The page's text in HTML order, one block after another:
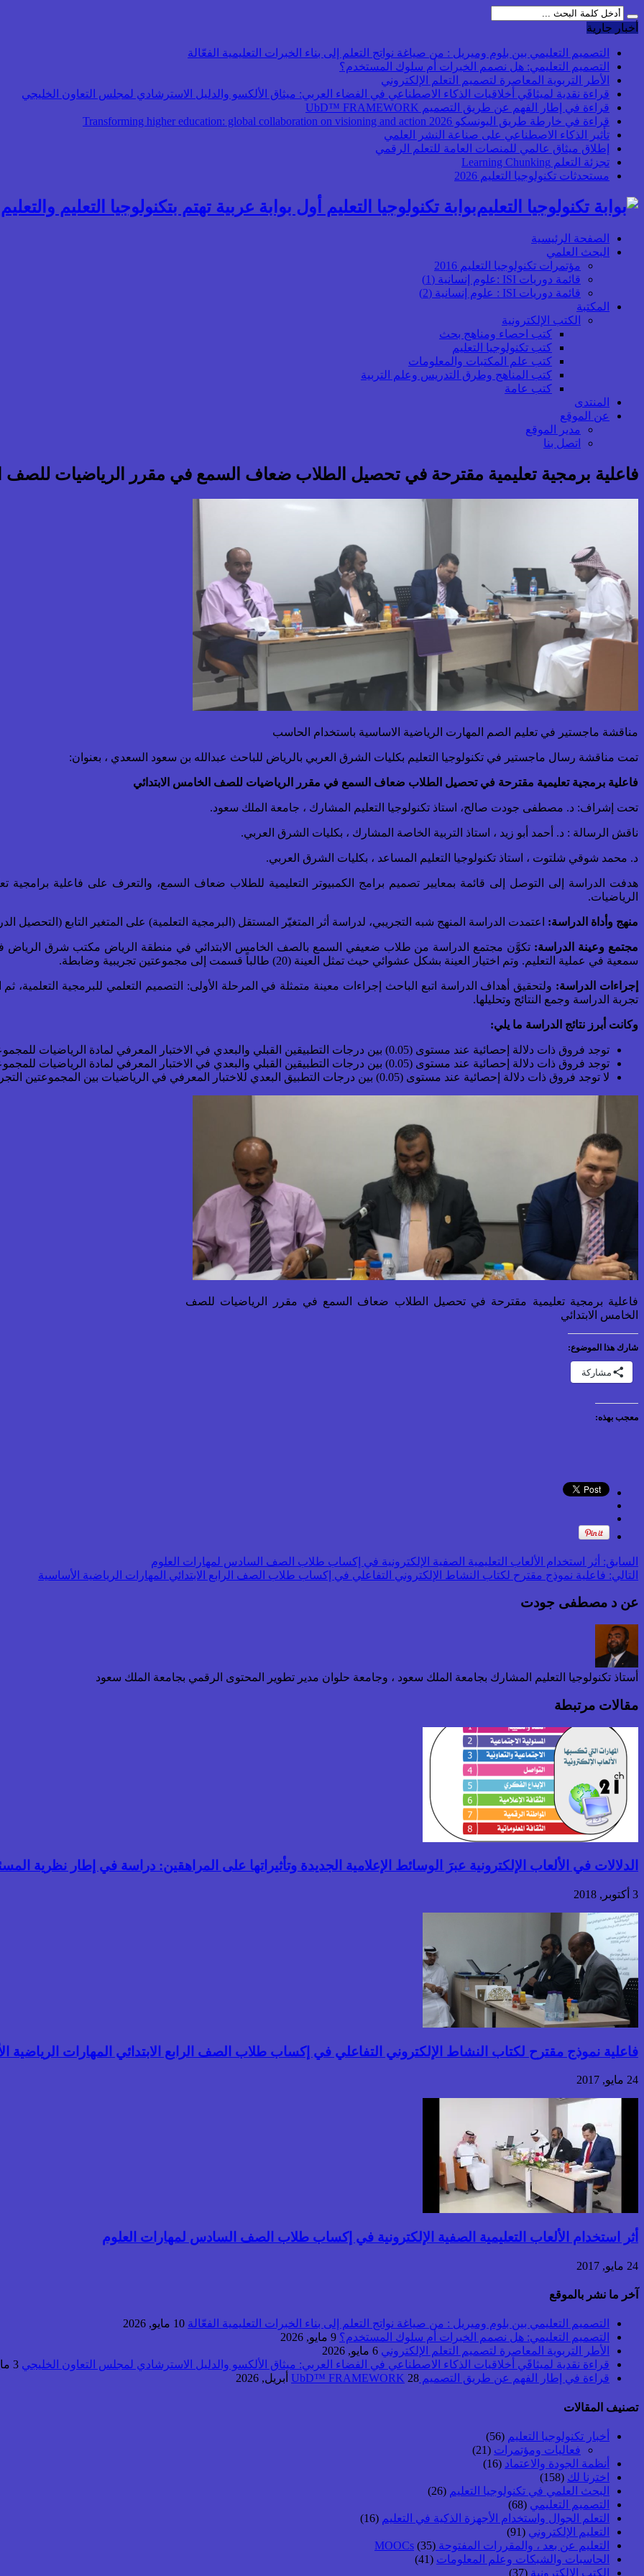
أخبار جارية
التصميم التعليمي بين بلوم وميريل : من صياغة نواتج التعلم إلى بناء الخبرات التعليمية الفعّالة
التصميم التعليمي: هل نصمم الخبرات أم سلوك المستخدم؟
الأطر التربوية المعاصرة لتصميم التعلم الإلكتروني
قراءة نقدية لميثاقَي أخلاقيات الذكاء الاصطناعي في الفضاء العربي: ميثاق الألكسو والدليل الاسترشادي لمجلس التعاون الخليجي
قراءة في إطار الفهم عن طريق التصميم UbD™ FRAMEWORK
قراءة في خارطة طريق اليونسكو 2026 Transforming higher education: global collaboration on visioning and action
تأثير الذكاء الاصطناعي على صناعة النشر العلمي
إطلاق ميثاق عالمي للمنصات العامة للتعلم الرقمي
تجزئة التعلم Learning Chunking
مستحدثات تكنولوجيا التعليم 2026
بوابة تكنولوجيا التعليم أول بوابة عربية تهتم بتكنولوجيا التعليم والتعليم
الصفحة الرئيسية
البحث العلمي
مؤتمرات تكنولوجيا التعليم 2016
قائمة دوريات ISI :علوم إنسانية (1)
قائمة دوريات ISI : علوم إنسانية (2)
المكتبة
الكتب الإلكترونية
كتب احصاء ومناهج بحث
كتب تكنولوجيا التعليم
كتب علم المكتبات والمعلومات
كتب المناهج وطرق التدريس وعلم التربية
كتب عامة
المنتدى
عن الموقع
مدير الموقع
اتصل بنا
فاعلية برمجية تعليمية مقترحة في تحصيل الطلاب ضعاف السمع في مقرر الرياضيات للصف
مناقشة ماجستير في تعليم الصم المهارت الرياضية الاساسية باستخدام الحاسب
تمت مناقشة رسال ماجستير في تكنولوجيا التعليم بكليات الشرق العربي بالرياض للباحث عبدالله بن سعود السعدي ، بعنوان:
فاعلية برمجية تعليمية مقترحة في تحصيل الطلاب ضعاف السمع في مقرر الرياضيات للصف الخامس الابتدائي
تحت إشراف: د. مصطفى جودت صالح، استاذ تكنولوجيا التعليم المشارك ، جامعة الملك سعود.
ناقش الرسالة : د. أحمد أبو زيد ، استاذ التربية الخاصة المشارك ، بكليات الشرق العربي.
د. محمد شوقي شلتوت ، استاذ تكنولوجيا التعليم المساعد ، بكليات الشرق العربي.
هدفت الدراسة إلى التوصل إلى قائمة بمعايير تصميم برامج الكمبيوتر التعليمية للطلاب ضعاف السمع، والتعرف على فاعلية
الرياضيات.
منهج وأداة الدراسة: اعتمدت الدراسة المنهج شبه التجريبي، لدراسة أثر المتغيّر المستقل (البرمجية التعلمية) على المتغير التابع (التحصيل
مجتمع وعينة الدراسة: تكوَّن مجتمع الدراسة من طلاب ضعيفي السمع بالصف الخامس الابتدائي في منطقة الرياض مكتب شرق الرياض
سمعية في عملية التعليم. وتم اختيار العينة بشكل عشوائي حيث تمثل العينة (20) طالباً قسمت إلى مجموعتين تجريبية وضابطة.
إجراءات الدراسة: ولتحقيق أهداف الدراسة اتبع الباحث إجراءات معينة متمثلة في المرحلة الأولى: التصميم التعلمي للبرمجية التعلمية، ثم
تجربة الدراسة وجمع النتائج وتحليلها.
وكانت أبرز نتائج الدراسة ما يلي:
توجد فروق ذات دلالة إحصائية عند مستوى (0.05) بين درجات التطبيقين القبلي والبعدي في الاختبار المعرفي لمادة الرياضيات للمجموعة التجريبية التي تستخدم البرمجية التعليمية لصالح التطبيق البعدي.
توجد فروق ذات دلالة إحصائية عند مستوى (0.05) بين درجات التطبيقين القبلي والبعدي في الاختبار المعرفي لمادة الرياضيات للمجموعة الضابطة التي تدرس بالطريقة التقليدية لصالح التطبيق البعدي.
لا توجد فروق ذات دلالة إحصائية عند مستوى (0.05) بين درجات التطبيق البعدي للاختبار المعرفي في الرياضيات بين المجموعتين التجريبية والضابطة.
فاعلية برمجية تعليمية مقترحة في تحصيل الطلاب ضعاف السمع في مقرر الرياضيات للصف
الخامس الابتدائي
شارك هذا الموضوع:
مشاركة
معجب بهذه:
السابق: أثر استخدام الألعاب التعليمية الصفية الإلكترونية في إكساب طلاب الصف السادس لمهارات العلوم
التالي: فاعلية نموذج مقترح لكتاب النشاط الإلكتروني التفاعلي في إكساب طلاب الصف الرابع الابتدائي المهارات الرياضية الأساسية
عن د مصطفى جودت
أستاذ تكنولوجيا التعليم المشارك بجامعة الملك سعود ، وجامعة حلوان مدير تطوير المحتوى الرقمي بجامعة الملك سعود
مقالات مرتبطة
الدلالات في الألعاب الإلكترونية عبرَ الوسائط الإعلامية الجديدة وتأثيراتها على المراهقين: دراسة في إطار نظرية
3 أكتوبر, 2018
فاعلية نموذج مقترح لكتاب النشاط الإلكتروني التفاعلي في إكساب طلاب الصف الرابع الابتدائي المهارات الرياضية
24 مايو, 2017
أثر استخدام الألعاب التعليمية الصفية الإلكترونية في إكساب طلاب الصف السادس لمهارات العلوم
24 مايو, 2017
آخر ما نشر بالموقع
التصميم التعليمي بين بلوم وميريل : من صياغة نواتج التعلم إلى بناء الخبرات التعليمية الفعّالة 10 مايو, 2026
التصميم التعليمي: هل نصمم الخبرات أم سلوك المستخدم؟ 9 مايو, 2026
الأطر التربوية المعاصرة لتصميم التعلم الإلكتروني 6 مايو, 2026
قراءة نقدية لميثاقَي أخلاقيات الذكاء الاصطناعي في الفضاء العربي: ميثاق الألكسو والدليل الاسترشادي لمجلس التعاون الخليجي 3 مايو, 2026
قراءة في إطار الفهم عن طريق التصميم UbD™ FRAMEWORK 28 أبريل, 2026
تصنيف المقالات
أخبار تكنولوجيا التعليم (56)
فعاليات ومؤتمرات (21)
أنظمة الجودة والاعتماد (16)
اخترنا لك (158)
البحث العلمي في تكنولوجيا التعليم (26)
التصميم التعليمي (68)
التعلم الجوال واستخدام الأجهزة الذكية في التعليم (16)
التعليم الإلكتروني (91)
التعليم عن بعد ، والمقررات المفتوحة MOOCs (35)
الحاسبات والشبكات وعلم المعلومات (41)
الكتب الإلكترونية (37)